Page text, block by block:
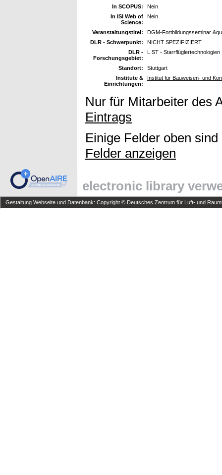
In SCOPUS:
Nein
In ISI Web of
Science:
Nein
Veranstaltungstitel:
DGM-Fortbildungsseminar
DLR - Schwerpunkt:
NICHT SPEZIFIZIERT
DLR -
Forschungsgebiet:
L ST - Starrflüglertechnologien
Standort:
Stuttgart
Institute &
Einrichtungen:
Institut für Bauweisen- und
Nur für Mitarbeiter des
Eintrags
Einige Felder oben
Felder anzeigen
electronic library
Gestaltung Webseite und Datenbank: Copyright © Deutsches Zentrum für Luft- und